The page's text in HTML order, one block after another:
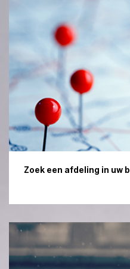
Zoek een afdeling in uw